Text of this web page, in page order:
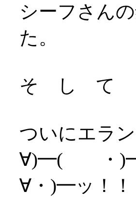
シーフさん
た。
そ し て
ついにエラ
∀)━( ・
∀・)━ッ！！